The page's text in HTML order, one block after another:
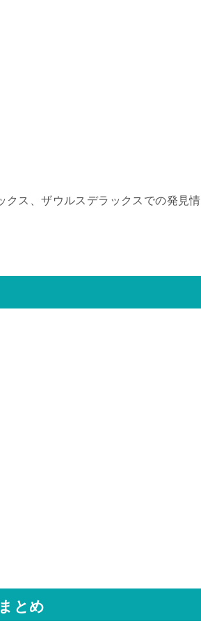
クス、ザウルスデラックスでの発見情
とめ